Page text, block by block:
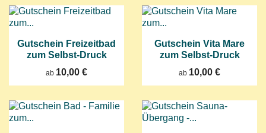
Gutschein Freizeitbad
zum Selbst-Druck
ab 10,00 €
Gutschein Vita Mare
zum Selbst-Druck
ab 10,00 €